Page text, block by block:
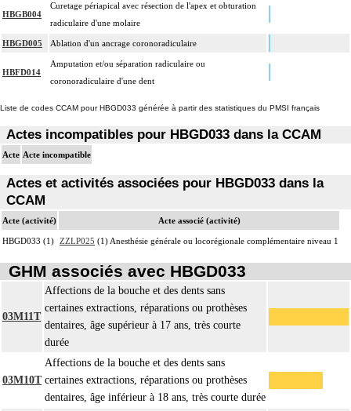
HBGB004
Curetage périapical avec résection de l'apex et obturation
radiculaire d'une molaire
HBGD005 Ablation d'un ancrage coronoradiculaire
HBFD014
Amputation et/ou séparation radiculaire ou
coronoradiculaire d'une dent
Liste de codes CCAM pour HBGD033 générée à partir des statistiques du PMSI français
Actes incompatibles pour HBGD033 dans la CCAM
Acte Acte incompatible
Actes et activités associées pour HBGD033 dans la
CCAM
Acte (activité) Acte associé (activité)
HBGD033 (1) ZZLP025 (1) Anesthésie générale ou locorégionale complémentaire niveau 1
GHM associés avec HBGD033
03M11T
Affections de la bouche et des dents sans
certaines extractions, réparations ou prothèses
dentaires, âge supérieur à 17 ans, très courte
durée
03M10T
Affections de la bouche et des dents sans
certaines extractions, réparations ou prothèses
dentaires, âge inférieur à 18 ans, très courte durée